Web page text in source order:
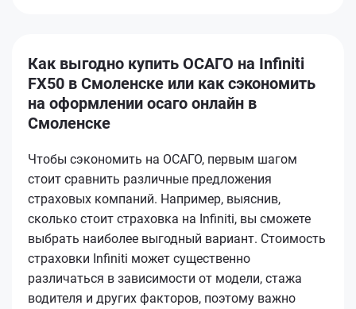
Как выгодно купить ОСАГО на Infiniti
FX50 в Смоленске или как сэкономить
на оформлении осаго онлайн в
Смоленске
Чтобы сэкономить на ОСАГО, первым шагом
стоит сравнить различные предложения
страховых компаний. Например, выяснив,
сколько стоит страховка на Infiniti, вы сможете
выбрать наиболее выгодный вариант. Стоимость
страховки Infiniti может существенно
различаться в зависимости от модели, стажа
водителя и других факторов, поэтому важно